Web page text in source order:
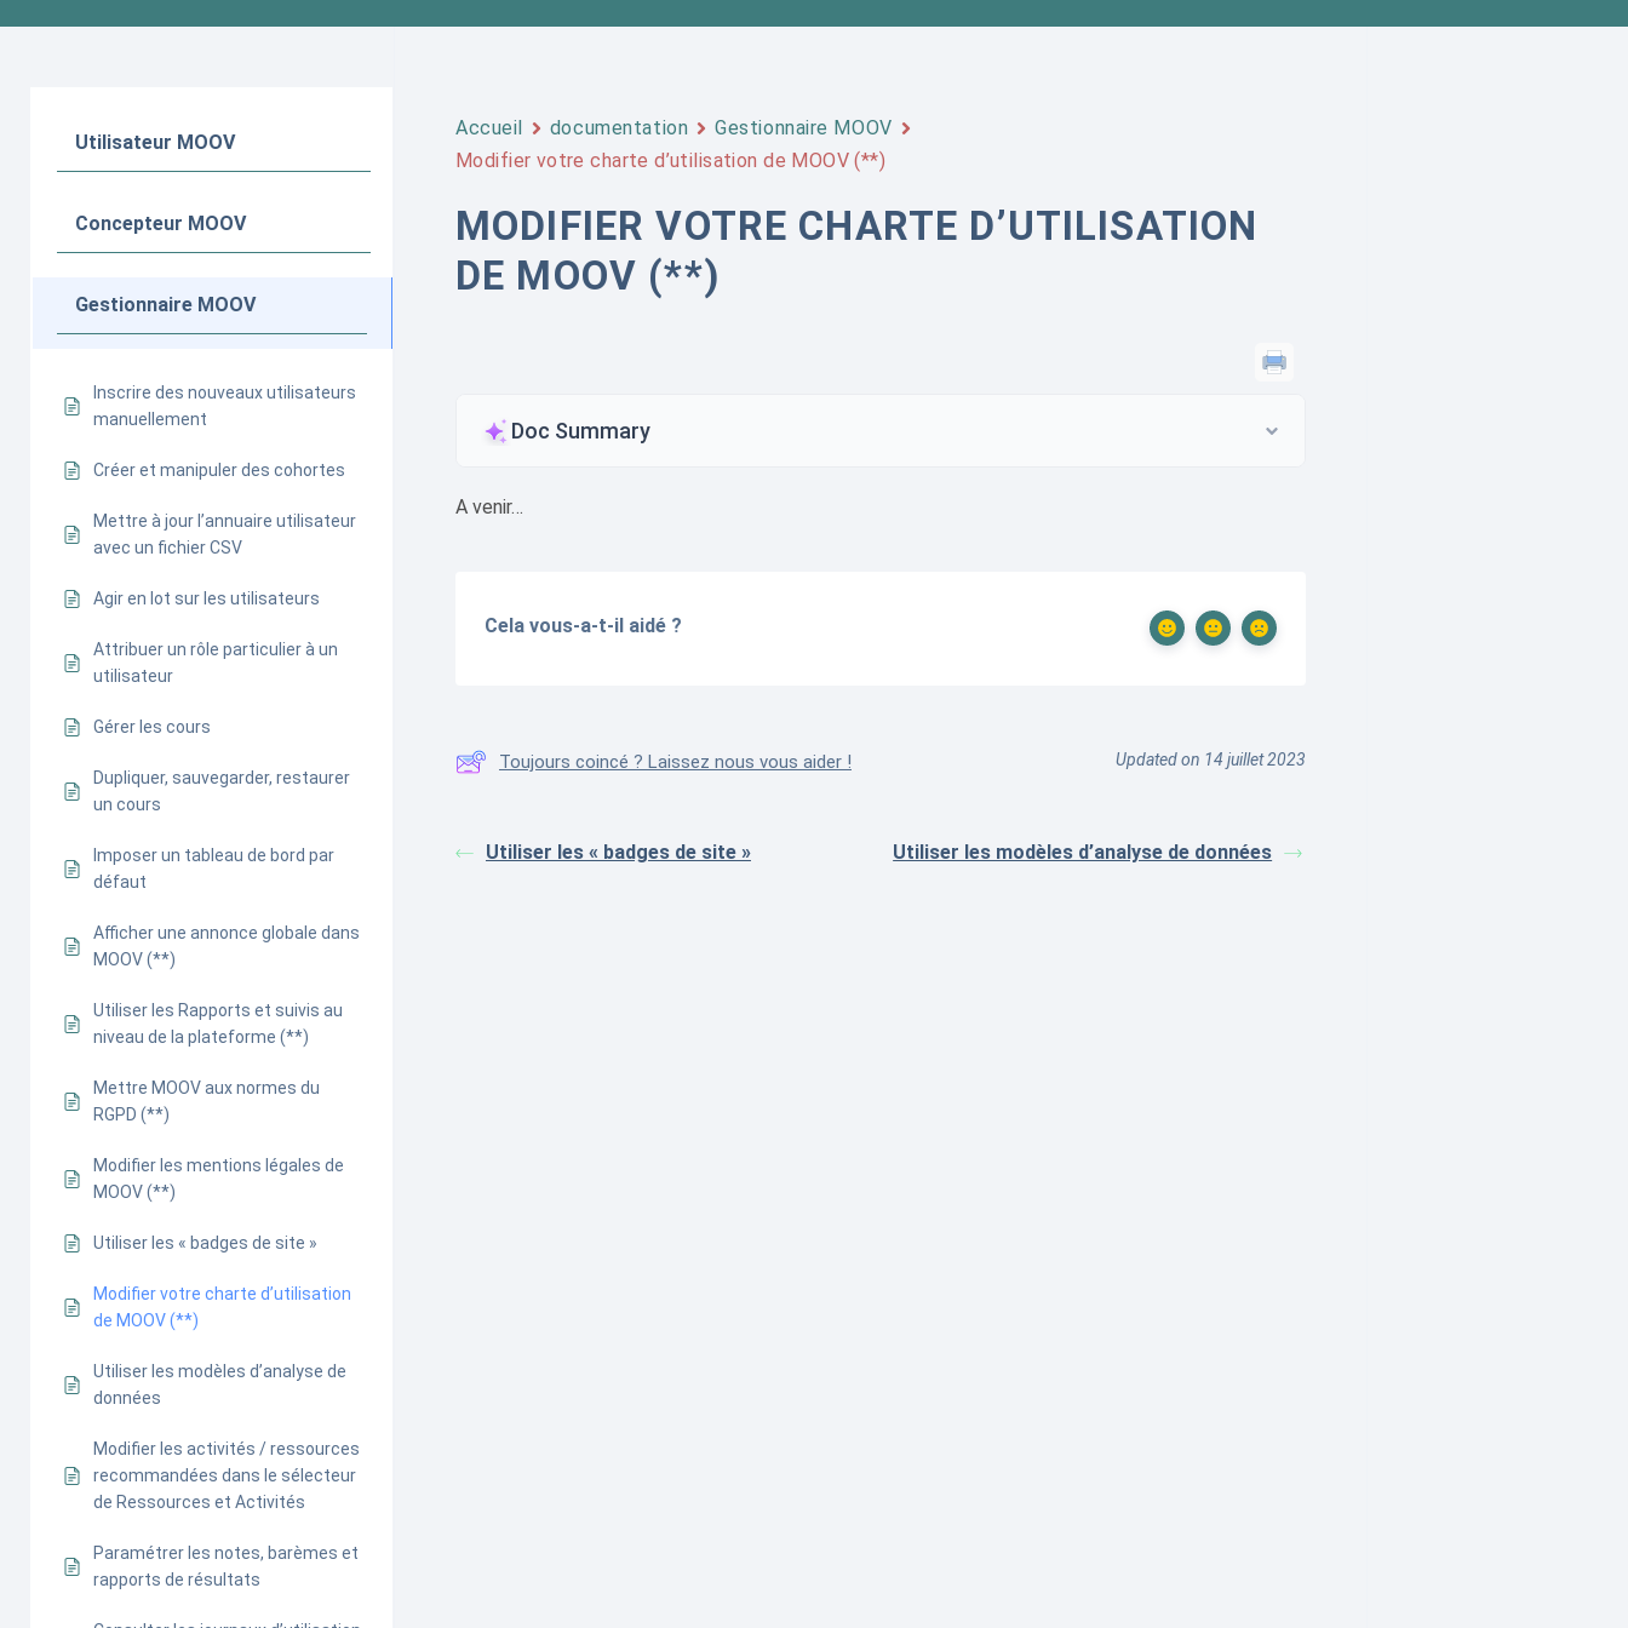
Utilisateur MOOV
Concepteur MOOV
Gestionnaire MOOV
Inscrire des nouveaux utilisateurs
manuellement
Créer et manipuler des cohortes
Mettre à jour l’annuaire utilisateur
avec un fichier CSV
Agir en lot sur les utilisateurs
Attribuer un rôle particulier à un
utilisateur
Gérer les cours
Dupliquer, sauvegarder, restaurer
un cours
Imposer un tableau de bord par
défaut
Afficher une annonce globale dans
MOOV (**)
Utiliser les Rapports et suivis au
niveau de la plateforme (**)
Mettre MOOV aux normes du
RGPD (**)
Modifier les mentions légales de
MOOV (**)
Utiliser les « badges de site »
Modifier votre charte d’utilisation
de MOOV (**)
Utiliser les modèles d’analyse de
données
Modifier les activités / ressources
recommandées dans le sélecteur
de Ressources et Activités
Paramétrer les notes, barèmes et
rapports de résultats
Accueil documentation
Gestionnaire MOOV
Modifier votre charte d’utilisation de MOOV (**)
MODIFIER VOTRE CHARTE D’UTILISATION
DE MOOV (**)
Doc Summary
A venir…
Cela vous-a-t-il aidé ?
Toujours coincé ? Laissez nous vous aider ! Updated on 14 juillet 2023
Utiliser les « badges de site » Utiliser les modèles d’analyse de données